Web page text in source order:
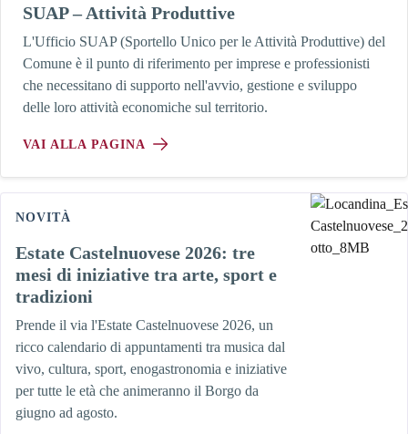
SUAP – Attività Produttive
L'Ufficio SUAP (Sportello Unico per le Attività Produttive) del
Comune è il punto di riferimento per imprese e professionisti
che necessitano di supporto nell'avvio, gestione e sviluppo
delle loro attività economiche sul territorio.
VAI ALLA PAGINA
NOVITÀ
Estate Castelnuovese 2026: tre
mesi di iniziative tra arte, sport e
tradizioni
Prende il via l'Estate Castelnuovese 2026, un
ricco calendario di appuntamenti tra musica dal
vivo, cultura, sport, enogastronomia e iniziative
per tutte le età che animeranno il Borgo da
giugno ad agosto.